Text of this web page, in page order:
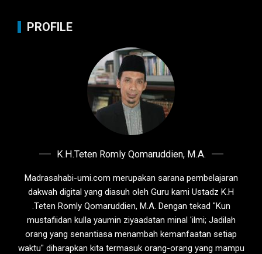
PROFILE
K.H.Teten Romly Qomaruddien, M.A.
Madrasahabi-umi.com merupakan sarana pembelajaran
dakwah digital yang diasuh oleh Guru kami Ustadz K.H
.Teten Romly Qomaruddien, M.A. Dengan tekad "Kun
mustafiidan kulla yaumin ziyaadatan minal 'ilmi; Jadilah
orang yang senantiasa menambah kemanfaatan setiap
waktu" diharapkan kita termasuk orang-orang yang mampu